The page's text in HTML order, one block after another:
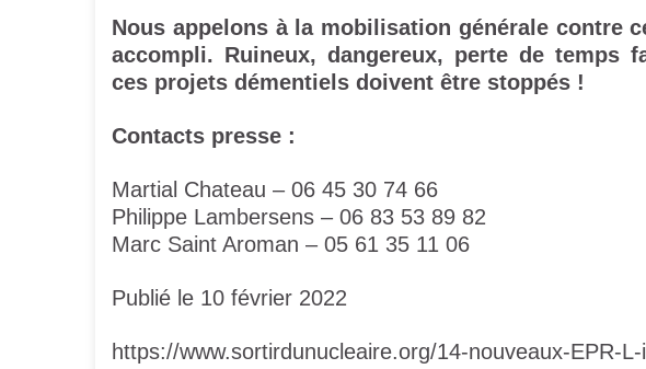
Nous appelons à la mobilisation générale contre
accompli. Ruineux, dangereux, perte de temps
ces projets démentiels doivent être stoppés !
Contacts presse :
Martial Chateau – 06 45 30 74 66
Philippe Lambersens – 06 83 53 89 82
Marc Saint Aroman – 05 61 35 11 06
Publié le 10 février 2022
https://www.sortirdunucleaire.org/14-nouveaux-EPR-